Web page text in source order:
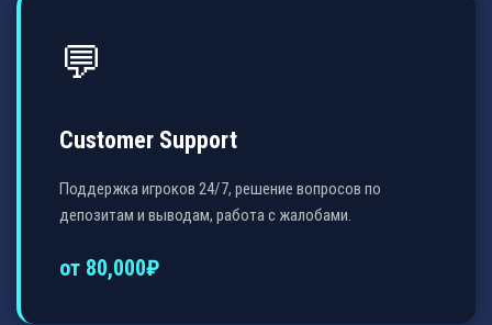
💬
Customer Support
Поддержка игроков 24/7, решение вопросов по
депозитам и выводам, работа с жалобами.
от 80,000₽